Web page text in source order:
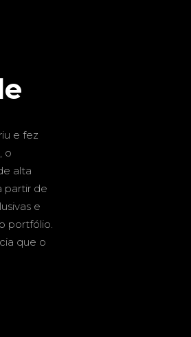
e fez
o
alta
partir de
e
portfólio.
que o